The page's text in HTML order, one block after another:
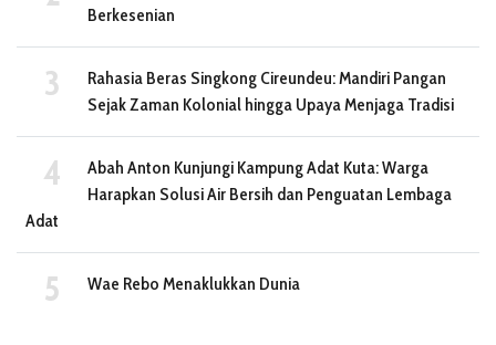
Berkesenian
Rahasia Beras Singkong Cireundeu: Mandiri Pangan
Sejak Zaman Kolonial hingga Upaya Menjaga Tradisi
Abah Anton Kunjungi Kampung Adat Kuta: Warga
Harapkan Solusi Air Bersih dan Penguatan Lembaga
Adat
Wae Rebo Menaklukkan Dunia